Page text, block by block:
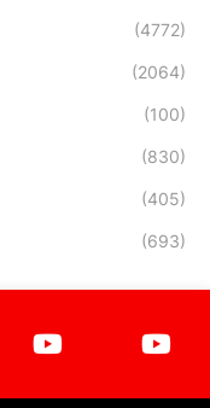
(4772)
(2064)
(100)
(830)
(405)
(693)